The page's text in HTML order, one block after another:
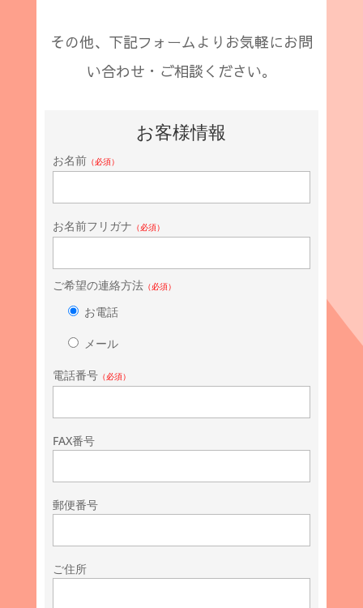
その他、下記フォームよりお気軽にお問
い合わせ・ご相談ください。
お客様情報
お名前（必須）
お名前フリガナ （必須）
ご希望の連絡方法（必須）
お電話
メール
電話番号（必須）
FAX番号
郵便番号
ご住所